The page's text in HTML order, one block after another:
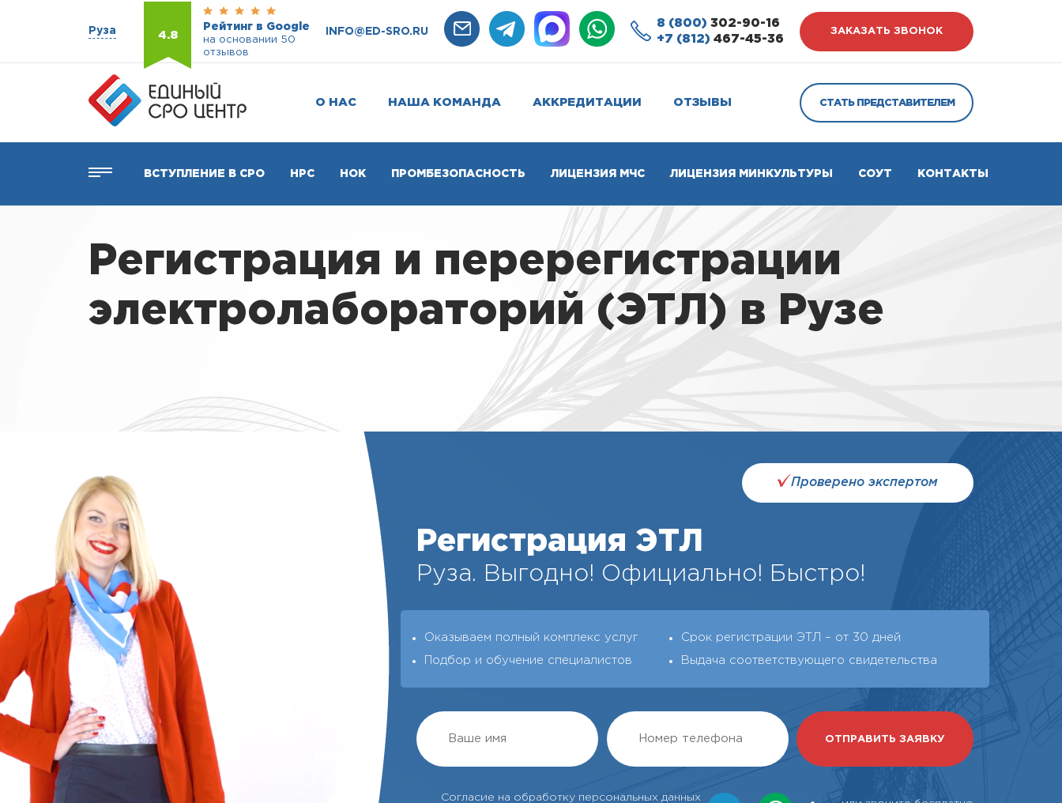
Руза 4.8
Рейтинг в Google
на основании 50
отзывов
INFO@ED-SRO.RU
8 (800) 302-90-16
+7 (812) 467-45-36
ЗАКАЗАТЬ ЗВОНОК
О НАС НАША КОМАНДА АККРЕДИТАЦИИ ОТЗЫВЫ СТАТЬ ПРЕДСТАВИТЕЛЕМ
ВСТУПЛЕНИЕ В СРО НРС НОК ПРОМБЕЗОПАСНОСТЬ ЛИЦЕНЗИЯ МЧС ЛИЦЕНЗИЯ МИНКУЛЬТУРЫ СОУТ КОНТАКТЫ
Регистрация и перерегистрации
электролабораторий (ЭТЛ) в Рузе
Проверено экспертом
Регистрация ЭТЛ
Руза. Выгодно! Официально! Быстро!
Оказываем полный комплекс услуг Срок регистрации ЭТЛ – от 30 дней
Подбор и обучение специалистов Выдача соответствующего свидетельства
Согласие на обработку персональных данных